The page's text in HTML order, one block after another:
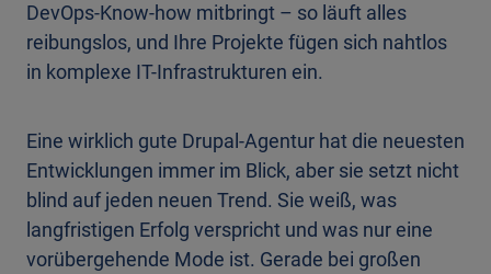
DevOps-Know-how mitbringt – so läuft alles
reibungslos, und Ihre Projekte fügen sich nahtlos
in komplexe IT-Infrastrukturen ein.
Eine wirklich gute Drupal-Agentur hat die neuesten
Entwicklungen immer im Blick, aber sie setzt nicht
blind auf jeden neuen Trend. Sie weiß, was
langfristigen Erfolg verspricht und was nur eine
vorübergehende Mode ist. Gerade bei großen